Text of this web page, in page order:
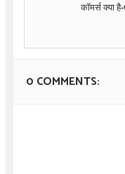
कॉमर्स
0 COMMENTS: